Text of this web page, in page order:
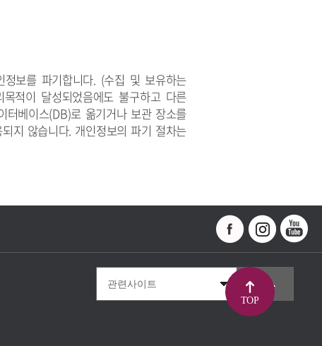
보를 파기합니다. (수집 및 보유하는
적이 달성되었음에도 불구하고 다른
터베이스(DB)로 옮기거나 보관 장소를
지 않습니다. 개인정보의 파기 절차는
TOP